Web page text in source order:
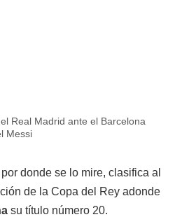
Real Madrid ante el Barcelona
Messi
donde se lo mire, clasifica al
de la Copa del Rey adonde
su título número 20.